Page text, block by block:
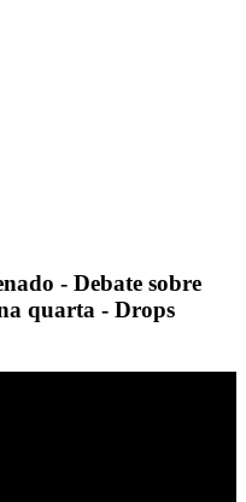
- Debate sobre
quarta - Drops